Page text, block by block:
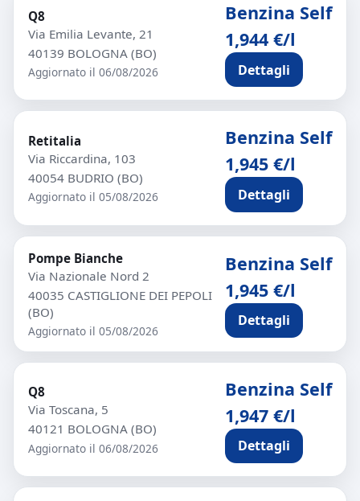
Q8
Via Emilia Levante, 21
40139 BOLOGNA (BO)
Aggiornato il 06/08/2026
Benzina Self
1,944 €/l
Dettagli
Retitalia
Via Riccardina, 103
40054 BUDRIO (BO)
Aggiornato il 05/08/2026
Benzina Self
1,945 €/l
Dettagli
Pompe Bianche
Via Nazionale Nord 2
40035 CASTIGLIONE DEI PEPOLI
(BO)
Aggiornato il 05/08/2026
Benzina Self
1,945 €/l
Dettagli
Q8
Via Toscana, 5
40121 BOLOGNA (BO)
Aggiornato il 06/08/2026
Benzina Self
1,947 €/l
Dettagli